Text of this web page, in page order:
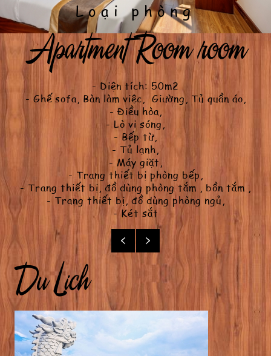
Loại phòng
Deluxe double room
Xem chi tiết
Loại phòng
Apartment Room room
- Diện tích: 50m2
- Ghế sofa, Bàn làm việc, Giường, Tủ quần áo,
- Điều hòa,
- Lò vi sóng,
- Bếp từ,
- Tủ lạnh,
- Máy giặt,
- Trang thiết bị phòng bếp,
- Trang thiết bị, đồ dùng phòng tắm , bồn tắm ,
- Trang thiết bị, đồ dùng phòng ngủ,
- Két sắt
Xem chi tiết
Du Lịch